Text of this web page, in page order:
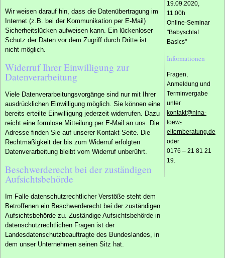
Wir weisen darauf hin, dass die Datenübertragung im
Internet (z.B. bei der Kommunikation per E-Mail)
Sicherheitslücken aufweisen kann. Ein lückenloser
Schutz der Daten vor dem Zugriff durch Dritte ist
nicht möglich.
Widerruf Ihrer Einwilligung zur
Datenverarbeitung
Viele Datenverarbeitungsvorgänge sind nur mit Ihrer
ausdrücklichen Einwilligung möglich. Sie können eine
bereits erteilte Einwilligung jederzeit widerrufen. Dazu
reicht eine formlose Mitteilung per E-Mail an uns. Die
Adresse finden Sie auf unserer Kontakt-Seite. Die
Rechtmäßigkeit der bis zum Widerruf erfolgten
Datenverarbeitung bleibt vom Widerruf unberührt.
Beschwerderecht bei der zuständigen
Aufsichtsbehörde
Im Falle datenschutzrechtlicher Verstöße steht dem
Betroffenen ein Beschwerderecht bei der zuständigen
Aufsichtsbehörde zu. Zuständige Aufsichtsbehörde in
datenschutzrechtlichen Fragen ist der
Landesdatenschutzbeauftragte des Bundeslandes, in
dem unser Unternehmen seinen Sitz hat.
19.09.2020,
11.00h
Online-Seminar
"Babyschlaf
Basics"
Informationen
Fragen,
Anmeldung und
Terminvergabe
unter
kontakt@nina-
loew-
elternberatung.de
oder
0176 – 21 81 21
19.